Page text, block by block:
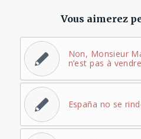
Vous aimerez
Non, Monsieur
n’est pas à
España no se